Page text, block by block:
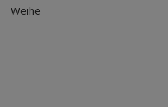
Weihe